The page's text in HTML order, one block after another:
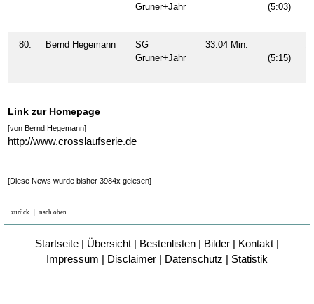
Gruner+Jahr
(5:03)
80. Bernd Hegemann
SG
Gruner+Jahr
33:04 Min.
(5:15)
Link zur Homepage
[von Bernd Hegemann]
http://www.crosslaufserie.de
[Diese News wurde bisher 3984x gelesen]
zurück nach oben
Startseite | Übersicht | Bestenlisten | Bilder | Kontakt |
Impressum | Disclaimer | Datenschutz | Statistik